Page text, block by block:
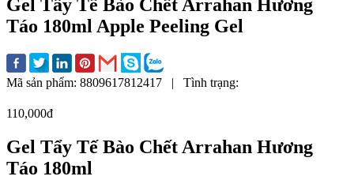
Gel Tẩy Tế Bào Chết Arrahan Hương
Táo 180ml Apple Peeling Gel
Mã sản phẩm: 8809617812417 | Tình trạng:
110,000đ
Gel Tẩy Tế Bào Chết Arrahan Hương
Táo 180ml